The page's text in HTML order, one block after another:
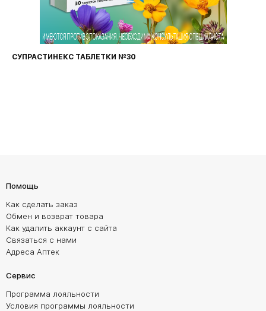
№30
Помощь
Как сделать заказ
Обмен и возврат товара
Как удалить аккаунт с сайта
Связаться с нами
Адреса Аптек
Сервис
Программа лояльности
Условия программы лояльности